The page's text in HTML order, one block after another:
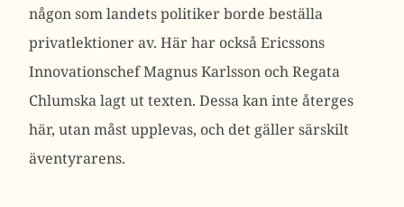
någon som landets politiker borde beställa
privatlektioner av. Här har också Ericssons
Innovationschef Magnus Karlsson och Regata
Chlumska lagt ut texten. Dessa kan inte återges
här, utan måst upplevas, och det gäller särskilt
äventyrarens.